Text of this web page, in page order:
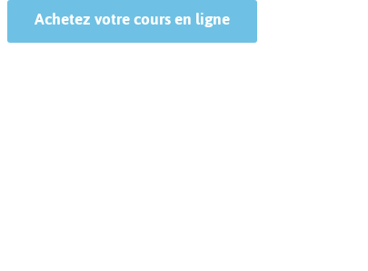
Achetez votre cours en ligne